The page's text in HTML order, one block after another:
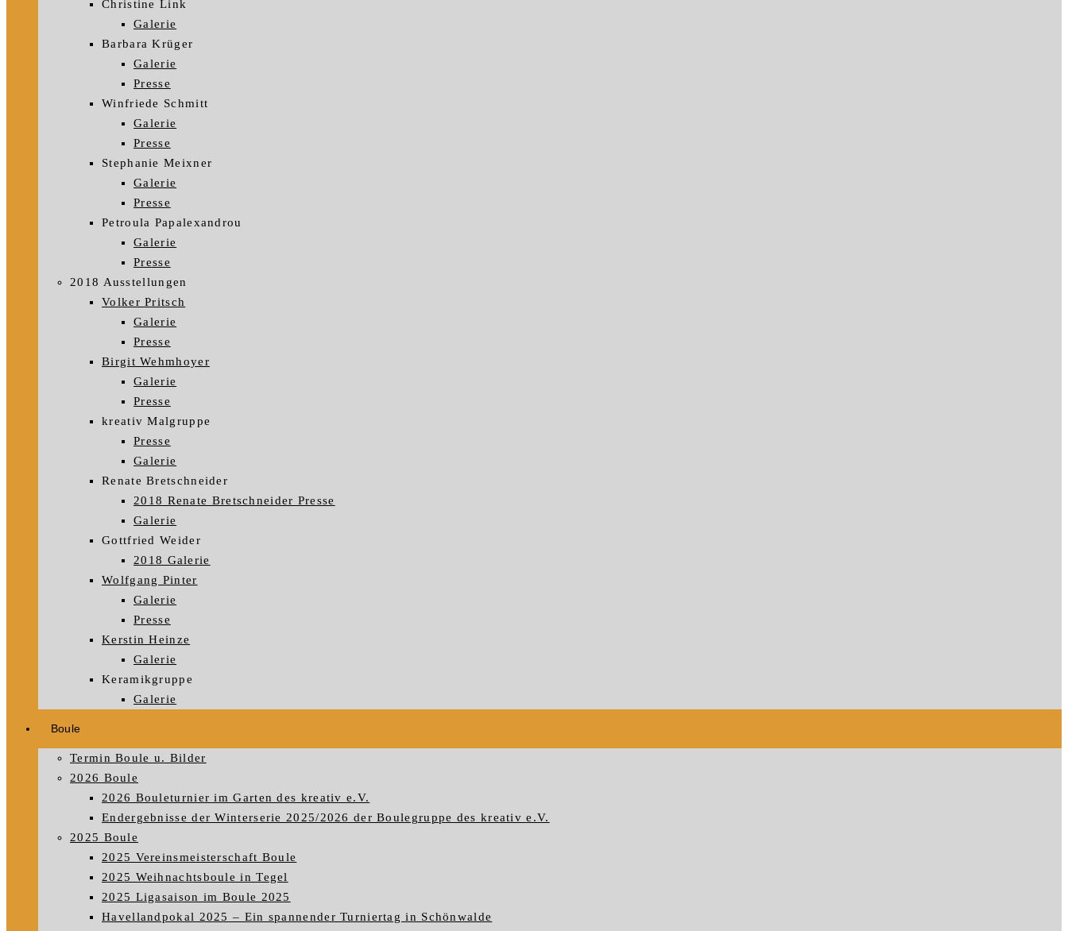
Christine Link
Galerie
Barbara Krüger
Galerie
Presse
Winfriede Schmitt
Galerie
Presse
Stephanie Meixner
Galerie
Presse
Petroula Papalexandrou
Galerie
Presse
2018 Ausstellungen
Volker Pritsch
Galerie
Presse
Birgit Wehmhoyer
Galerie
Presse
kreativ Malgruppe
Presse
Galerie
Renate Bretschneider
2018 Renate Bretschneider Presse
Galerie
Gottfried Weider
2018 Galerie
Wolfgang Pinter
Galerie
Presse
Kerstin Heinze
Galerie
Keramikgruppe
Galerie
Boule
Termin Boule u. Bilder
2026 Boule
2026 Bouleturnier im Garten des kreativ e.V.
Endergebnisse der Winterserie 2025/2026 der Boulegruppe des kreativ e.V.
2025 Boule
2025 Vereinsmeisterschaft Boule
2025 Weihnachtsboule in Tegel
2025 Ligasaison im Boule 2025
Havellandpokal 2025 – Ein spannender Turniertag in Schönwalde